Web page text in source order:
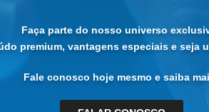
Faça parte do nosso universo
premium, vantagens especiais e seja
Fale conosco hoje mesmo e saiba